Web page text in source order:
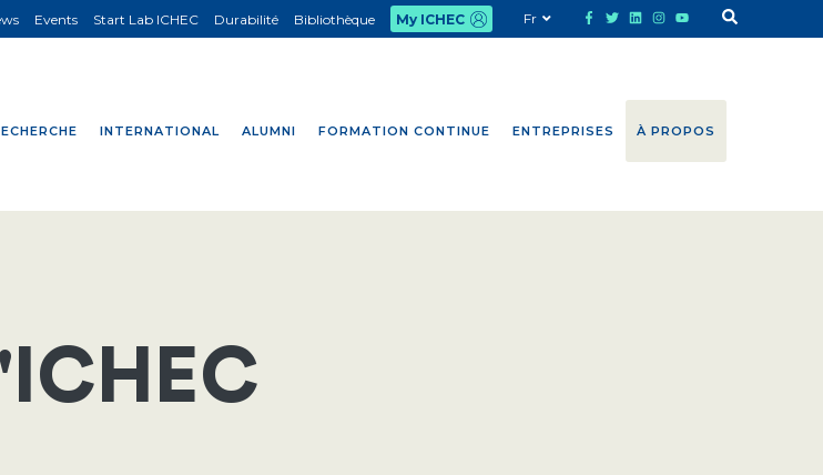
INTERNATIONAL ALUMNI FORMATION CONTINUE ENTREPRISES À PROPOS
Events Start Lab ICHEC Durabilité Bibliothèque My ICHEC Fr